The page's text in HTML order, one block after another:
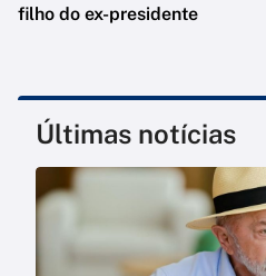
filho do ex-presidente
Últimas notícias